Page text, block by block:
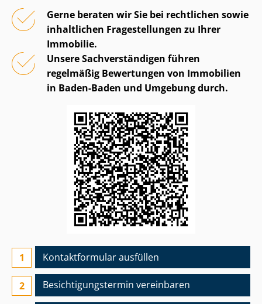
Gerne beraten wir Sie bei rechtlichen sowie
inhaltlichen Fragestellungen zu Ihrer
Immobilie.
Unsere Sach­ver­stän­di­gen führen
regelmäßig Bewertungen von Immobilien
in Baden-Baden und Umgebung durch.
Kontaktformular ausfüllen
Besichtigungs­termin vereinbaren